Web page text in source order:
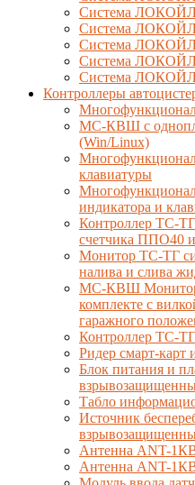
Система
Система
Система
Система
Система
Контроллеры
МС-КВШ с
(Win/Linux)
клавиатуры
индикатора и
Контроллер ТС-
счетчика ППО40
Монитор ТС-ТГ
налива и слива
МС-КВШ Монитор
комплекте с
гаражного
Контроллер ТС-
Ридер смарт-карт
Блок питания и
Табло
Источник
Антенна ANT-
Антенна ANT-